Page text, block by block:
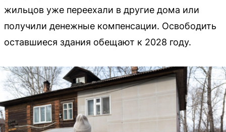
жильцов уже переехали в другие дома или
получили денежные компенсации. Освободить
оставшиеся здания обещают к 2028 году.